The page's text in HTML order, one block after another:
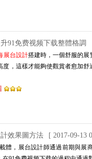
91免费视频下载整體格調
展台設計搭建時，一個舒服的
，這樣才能夠使觀賞者愈加舒適
效果圖方法 [ 2017-09-13
，展台設計師通過前期與展